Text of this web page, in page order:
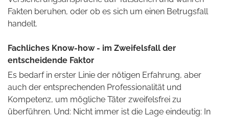
Fakten beruhen, oder ob es sich um einen Betrugsfall
handelt.
Fachliches Know-how - im Zweifelsfall der
entscheidende Faktor
Es bedarf in erster Linie der nötigen Erfahrung, aber
auch der entsprechenden Professionalität und
Kompetenz, um mögliche Täter zweifelsfrei zu
überführen. Und: Nicht immer ist die Lage eindeutig: In